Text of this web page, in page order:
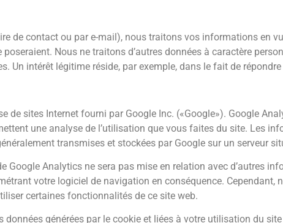
de contact ou par e-mail), nous traitons vos informations en
Nous ne traitons d’autres données à caractère
Un intérêt légitime réside, par exemple, dans le fait de
de sites Internet fourni par Google Inc. («Google»). Google
une analyse de l’utilisation que vous faites du site. Les
transmises et stockées par Google sur un serveur
Google Analytics ne sera pas mise en relation avec d’autres
votre logiciel de navigation en conséquence. Cependant,
certaines fonctionnalités de ce site web.
générées par le cookie et liées à votre utilisation du